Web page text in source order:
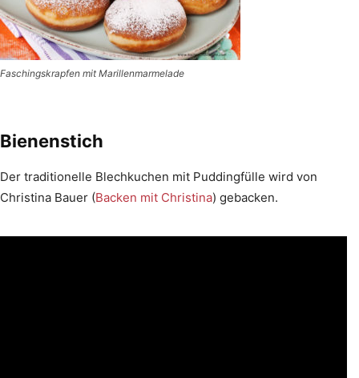
Faschingskrapfen mit Marillenmarmelade
Bienenstich
Der traditionelle Blechkuchen mit Puddingfülle wird von
Christina Bauer (Backen mit Christina) gebacken.